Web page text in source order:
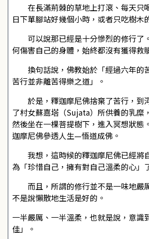
在長滿荊棘的草地上打滾、每天只
日下單腳站好幾個小時，或者只吃樹木
可以說那已經是十分慘烈的修行了
何傷害自己的身體，始終都沒有獲得救
換句話說，佛教始於「經過六年的
苦行並非離苦得樂之道」。
於是，釋迦摩尼佛捨棄了苦行，到
了村女蘇嘉塔（Sujata）所供養的乳糜
然後坐在一棵菩提樹下，進入冥想狀態
迦摩尼佛參透人生—悟道成佛。
我想，這時候的釋迦摩尼佛已經將
為「珍惜自己，擁有對自己溫柔的心」
而且，所謂的修行並不是一味地嚴
不是說懶散地生活是好的。
一半嚴厲、一半溫柔，也就是說，意識
佳」。